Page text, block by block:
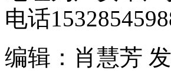
电话
编辑：肖慧芳